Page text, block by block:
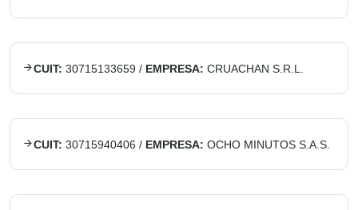
CUIT: 30715133659 / EMPRESA: CRUACHAN S.R.L.
CUIT: 30715940406 / EMPRESA: OCHO MINUTOS S.A.S.